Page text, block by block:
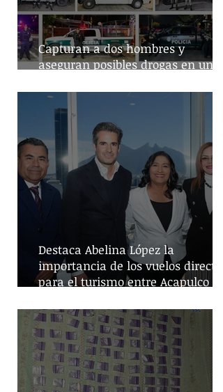
Capturan a dos hombres y
aseguran posibles drogas en un
Destaca Abelina López la
importancia de los vuelos directos
para el turismo entre Acapulco y